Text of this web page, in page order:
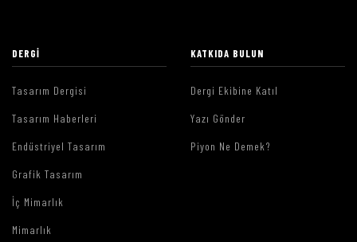
DERGI
Tasarım Dergisi
Tasarım Haberleri
Endüstriyel Tasarım
Grafik Tasarım
İç Mimarlık
Mimarlık
KATKIDA BULUN
Dergi Ekibine Katıl
Yazı Gönder
Piyon Ne Demek?